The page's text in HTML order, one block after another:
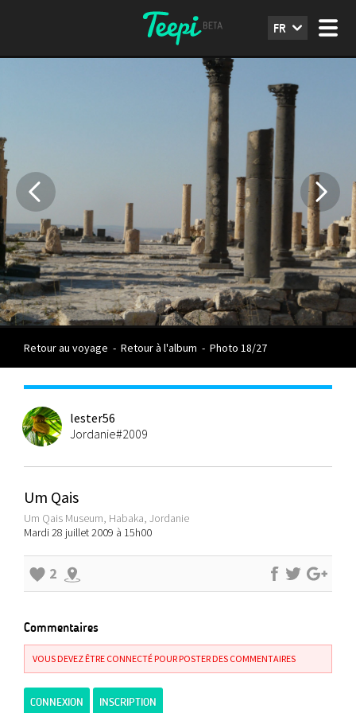
FR
Retour au voyage - Retour à l'album - Photo 18/27
lester56
Jordanie#2009
Um Qais
Um Qais Museum, Habaka, Jordanie
Mardi 28 juillet 2009 à 15h00
2
Commentaires
VOUS DEVEZ ÊTRE CONNECTÉ POUR POSTER DES COMMENTAIRES
CONNEXION INSCRIPTION